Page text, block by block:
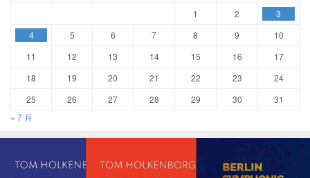
1 2
3
4
5 6 7 8 9
10
11
12 13 14 15 16
17
18
19 20 21 22 23
24
25
26 27 28 29 30
31
« 7 月